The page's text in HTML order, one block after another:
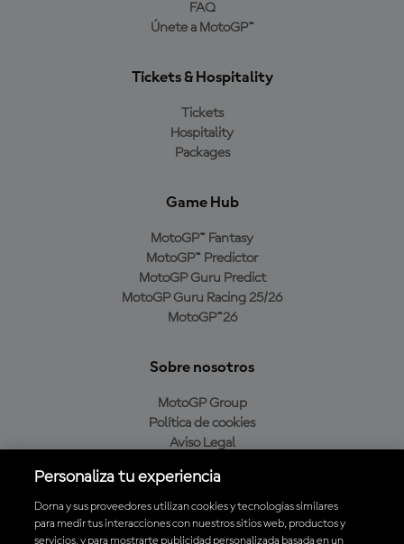
FAQ
Únete a MotoGP™
Tickets & Hospitality
Tickets
Hospitality
Packages
Game Hub
MotoGP™ Fantasy
MotoGP™ Predictor
MotoGP Guru Predict
MotoGP Guru Racing 25/26
MotoGP™26
Sobre nosotros
MotoGP Group
Política de cookies
Aviso Legal
Política de compra
Personaliza tu experiencia
Dorna y sus proveedores utilizan cookies y tecnologías similares
para medir tus interacciones con nuestros sitios web, productos y
servicios, y para mostrarte publicidad personalizada basada en un